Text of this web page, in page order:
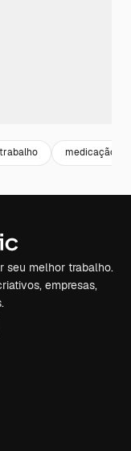
trabalho medicação
seu melhor trabalho.
empresas,